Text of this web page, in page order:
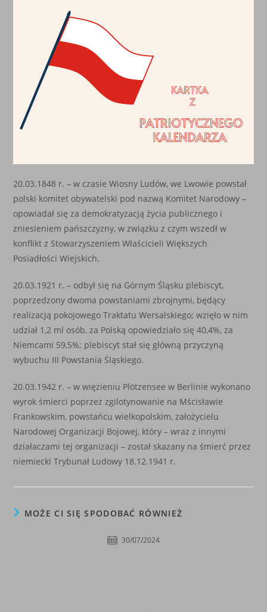
20.03.1848 r. – w czasie Wiosny Ludów, we Lwowie powstał
polski komitet obywatelski pod nazwą Komitet Narodowy –
opowiadał się za demokratyzacją życia publicznego i
zniesieniem pańszczyzny, w związku z czym wszedł w
konflikt z Stowarzyszeniem Właścicieli Większych
Posiadłości Wiejskich.
20.03.1921 r. – odbył się na Górnym Śląsku plebiscyt,
poprzedzony dwoma powstaniami zbrojnymi, będący
realizacją pokojowego Traktatu Wersalskiego; wzięło w nim
udział 1,2 ml osób, za Polską opowiedziało się 40,4%, za
Niemcami 59,5%; plebiscyt stał się główną przyczyną
wybuchu III Powstania Śląskiego.
20.03.1942 r. – w więzieniu Plötzensee w Berlinie wykonano
wyrok śmierci poprzez zgilotynowanie na Mścisławie
Frankowskim, powstańcu wielkopolskim, założycielu
Narodowej Organizacji Bojowej, który – wraz z innymi
działaczami tej organizacji – został skazany na śmierć przez
niemiecki Trybunał Ludowy 18.12.1941 r.
MOŻE CI SIĘ SPODOBAĆ RÓWNIEŻ
30/07/2024